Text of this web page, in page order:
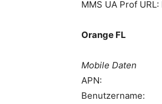
MMS UA Prof
Orange FL
Mobile Daten
APN:
Benutzername: